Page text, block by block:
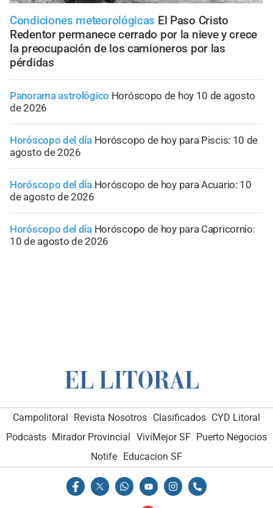
Condiciones meteorológicas El Paso Cristo
Redentor permanece cerrado por la nieve y crece
la preocupación de los camioneros por las
pérdidas
Panorama astrológico Horóscopo de hoy 10 de agosto
de 2026
Horóscopo del día Horóscopo de hoy para Piscis: 10 de
agosto de 2026
Horóscopo del día Horóscopo de hoy para Acuario: 10
de agosto de 2026
Horóscopo del día Horóscopo de hoy para Capricornio:
10 de agosto de 2026
Campolitoral Revista Nosotros Clasificados CYD Litoral
Podcasts Mirador Provincial VivíMejor SF Puerto Negocios
Notife
Educacion SF